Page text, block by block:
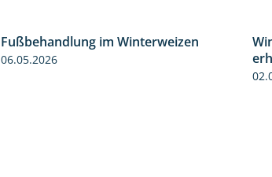
Fußbehandlung im Winterweizen
06.05.2026